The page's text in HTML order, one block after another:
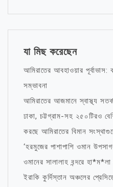
যা মিছ করেছেন
আমিরাতের আবহাওয়ার পূর্বাভাস:
সম্ভাবনা
আমিরাতের আজমানে স্বাস্থ্য
ঢাকা, চট্টগ্রাম-সহ ২৫০টিরও
করছে আমিরাতের বিমান
‘হরমুজের পাশাপাশি ওমান
ওমানের সালালাহ বন্দরে
ইরাকি কুর্দিস্তান অঞ্চলের